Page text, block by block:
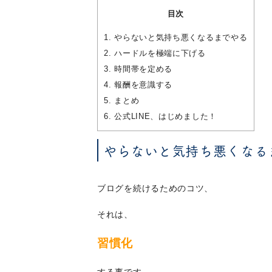
目次
1. やらないと気持ち悪くなるまでやる
2. ハードルを極端に下げる
3. 時間帯を定める
4. 報酬を意識する
5. まとめ
6. 公式LINE、はじめました！
やらないと気持ち悪くな
ブログを続けるためのコツ、
それは、
習慣化